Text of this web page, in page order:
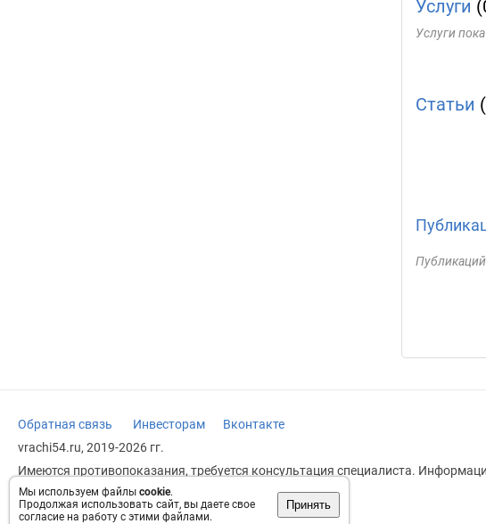
Мы используем файлы cookie.
Продолжая использовать сайт, вы даете свое
согласие на работу с этими файлами.
Принять
Услуги
Услуги
Статьи
Обратная связь Инвесторам
Вконтакте
vrachi54.ru, 2019-2026 гг.
Имеются противопоказания, требуется консультация специалиста.
заменяет прием врача.
Возрастное ограничение: 18+